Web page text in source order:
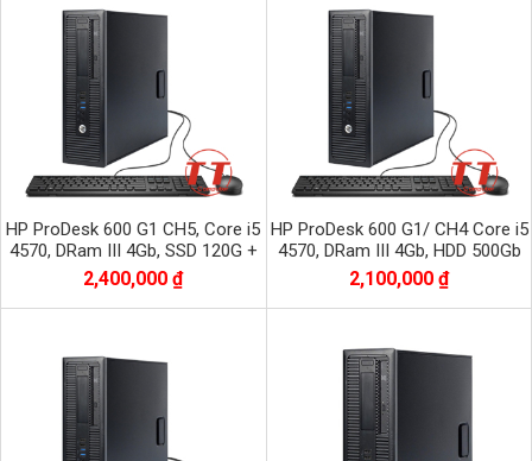
HP ProDesk 600 G1 CH5, Core i5
4570, DRam III 4Gb, SSD 120G +
HDD 500G
2,400,000 ₫
HP ProDesk 600 G1/ CH4 Core i5
4570, DRam III 4Gb, HDD 500Gb
2,100,000 ₫